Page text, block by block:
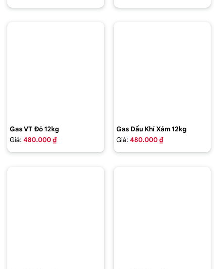
Gas VT Đỏ 12kg
Giá: 480.000 ₫
Gas Dầu Khí Xám 12kg
Giá: 480.000 ₫